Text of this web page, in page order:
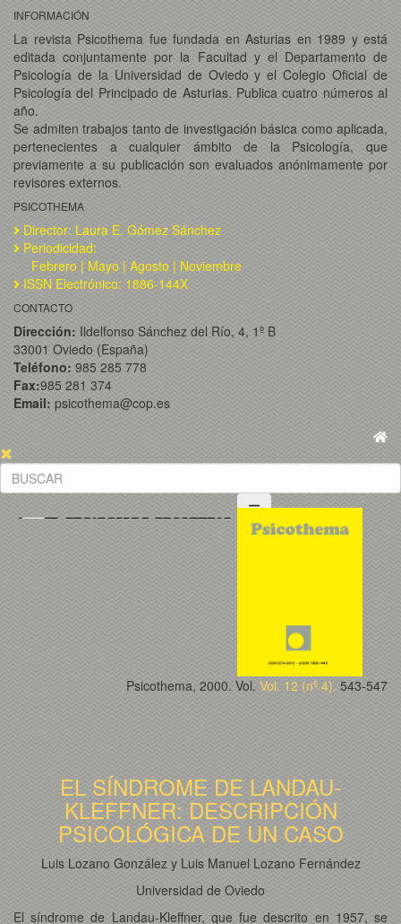
INFORMACIÓN
La revista Psicothema fue fundada en Asturias en 1989 y está
editada conjuntamente por la Facultad y el Departamento de
Psicología de la Universidad de Oviedo y el Colegio Oficial de
Psicología del Principado de Asturias. Publica cuatro números al
año.
Se admiten trabajos tanto de investigación básica como aplicada,
pertenecientes a cualquier ámbito de la Psicología, que
previamente a su publicación son evaluados anónimamente por
revisores externos.
PSICOTHEMA
Director: Laura E. Gómez Sánchez
Periodicidad:
Febrero | Mayo | Agosto | Noviembre
ISSN Electrónico: 1886-144X
CONTACTO
Dirección: Ildelfonso Sánchez del Río, 4, 1º B
33001 Oviedo (España)
Teléfono: 985 285 778
Fax:985 281 374
Email: psicothema@cop.es
Psicothema, 2000. Vol. Vol. 12 (nº 4). 543-547
EL SÍNDROME DE LANDAU-
KLEFFNER: DESCRIPCIÓN
PSICOLÓGICA DE UN CASO
Luis Lozano González y Luis Manuel Lozano Fernández
Universidad de Oviedo
El síndrome de Landau-Kleffner, que fue descrito en 1957, se